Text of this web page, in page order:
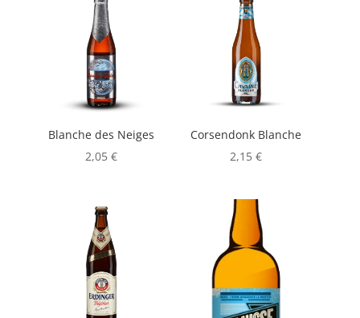
Blanche des Neiges
2,05 €
Corsendonk Blanche
2,15€